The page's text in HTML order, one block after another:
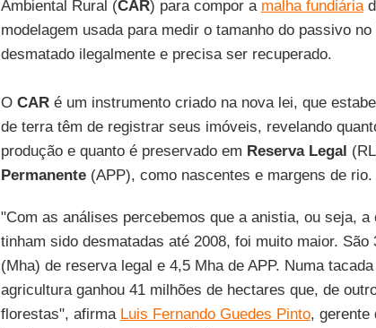
Ambiental Rural (CAR) para compor a malha fundiária
modelagem usada para medir o tamanho do passivo
desmatado ilegalmente e precisa ser recuperado.
O CARé um instrumento criado na nova lei, que
de terra têm de registrar seus imóveis, revelando
produção e quanto é preservado em Reserva Legal
Permanente(APP), como nascentes e margens de rio.
"Com as análises percebemos que a anistia, ou seja,
tinham sido desmatadas até 2008, foi muito maior. São
(Mha) de reserva legal e 4,5 Mha de APP. Numa
agricultura ganhou 41 milhões de hectares que, de
florestas", afirma Luis Fernando Guedes Pinto, gerente